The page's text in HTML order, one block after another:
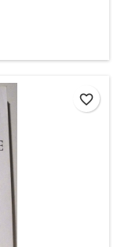
favorite_border